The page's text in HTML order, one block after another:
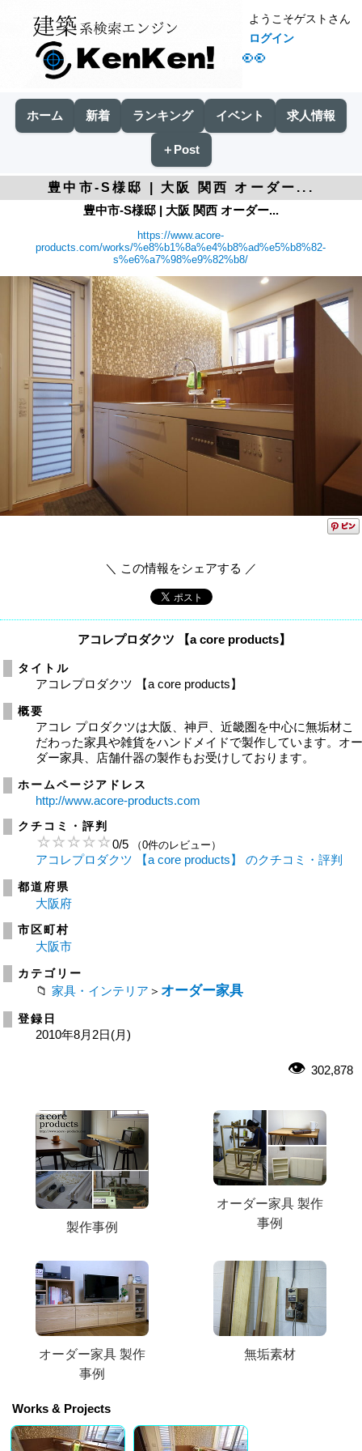
👀
ようこそゲストさん
ログイン
ホーム 新着 ランキング イベント 求人情報
＋Post
豊中市-S様邸 | 大阪 関西 オーダー...
豊中市-S様邸 | 大阪 関西 オーダー...
https://www.acore-
products.com/works/%e8%b1%8a%e4%b8%ad%e5%b8%82-
s%e6%a7%98%e9%82%b8/
＼ この情報をシェアする ／
アコレプロダクツ 【a core products】
タイトル
アコレプロダクツ 【a core products】
概要
アコレ プロダクツは大阪、神戸、近畿圏を中心に無垢材こ
だわった家具や雑貨をハンドメイドで製作しています。オ
ダー家具、店舗什器の製作もお受けしております。
ホームページアドレス
http://www.acore-products.com
クチコミ・評判
0/5 （0件のレビュー）
アコレプロダクツ 【a core products】 のクチコミ・評判
都道府県
大阪府
市区町村
大阪市
カテゴリー
家具・インテリア ＞ オーダー家具
登録日
2010年8月2日(月)
302,878
製作事例
オーダー家具 製作
事例
オーダー家具 製作
事例
無垢素材
Works & Projects